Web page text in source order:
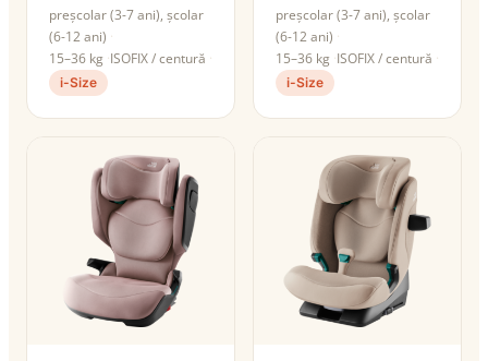
preșcolar (3-7 ani), școlar
(6-12 ani)
15–36 kg ISOFIX / centură
i-Size
preșcolar (3-7 ani), școlar
(6-12 ani)
15–36 kg ISOFIX / centură
i-Size